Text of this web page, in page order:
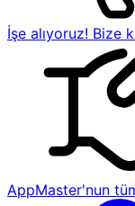
İşe alıyoruz! Bize
AppMaster'nun